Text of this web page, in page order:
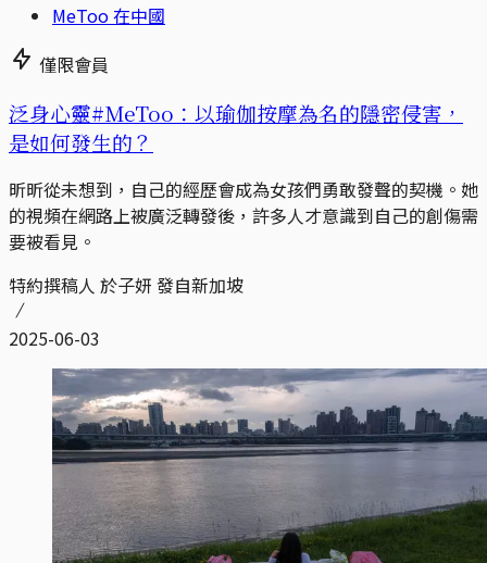
MeToo 在中國
僅限會員
泛身心靈#MeToo：以瑜伽按摩為名的隱密侵害，
是如何發生的？
昕昕從未想到，自己的經歷會成為女孩們勇敢發聲的契機。她
的視頻在網路上被廣泛轉發後，許多人才意識到自己的創傷需
要被看見。
特約撰稿人 於子妍 發自新加坡
2025-06-03